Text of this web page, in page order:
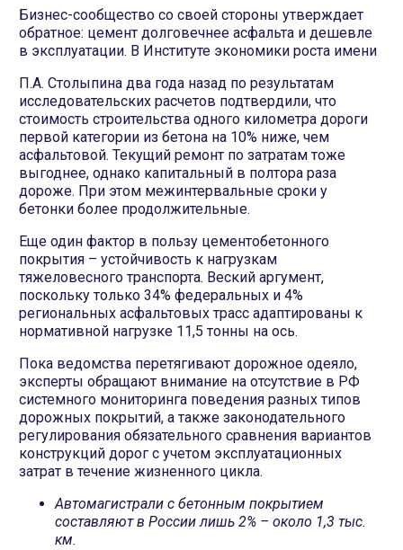
Бизнес-сообщество со своей стороны утверждает
обратное: цемент долговечнее асфальта и дешевле
в эксплуатации. В Институте экономики роста имени
П.А. Столыпина два года назад по результатам
исследовательских расчетов подтвердили, что
стоимость строительства одного километра дороги
первой категории из бетона на 10% ниже, чем
асфальтовой. Текущий ремонт по затратам тоже
выгоднее, однако капитальный в полтора раза
дороже. При этом межинтервальные сроки у
бетонки более продолжительные.
Еще один фактор в пользу цементобетонного
покрытия – устойчивость к нагрузкам
тяжеловесного транспорта. Веский аргумент,
поскольку только 34% федеральных и 4%
региональных асфальтовых трасс адаптированы к
нормативной нагрузке 11,5 тонны на ось.
Пока ведомства перетягивают дорожное одеяло,
эксперты обращают внимание на отсутствие в РФ
системного мониторинга поведения разных типов
дорожных покрытий, а также законодательного
регулирования обязательного сравнения вариантов
конструкций дорог с учетом эксплуатационных
затрат в течение жизненного цикла.
Автомагистрали с бетонным покрытием
составляют в России лишь 2% – около 1,3 тыс.
км.